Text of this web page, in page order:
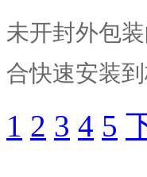
未开封外包
合快速安装
1 2 3 4 5